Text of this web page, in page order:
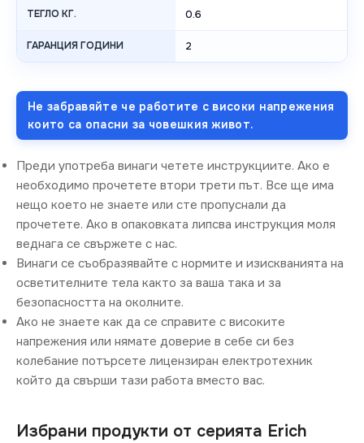
ТЕГЛО КГ. 0.6
ГАРАНЦИЯ ГОДИНИ 2
Не забравяйте че работите с високи напрежения
които са опасни за човешкия живот.
Преди употреба винаги четете инструкциите. Ако е
необходимо прочетете втори трети път. Все ще има
нещо което не знаете или сте пропуснали да
прочетете. Ако в опаковката липсва инструкция моля
веднага се свържете с нас.
Винаги се съобразявайте с нормите и изискванията на
осветителните тела както за ваша така и за
безопасността на околните.
Ако не знаете как да се справите с високите
напрежения или нямате доверие в себе си без
колебание потърсете лицензиран електротехник
който да свърши тази работа вместо вас.
Избрани продукти от серията Erich